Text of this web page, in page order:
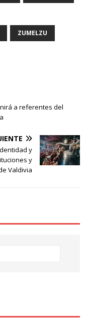
ZUMELZU
a referentes del
y
y
Valdivia